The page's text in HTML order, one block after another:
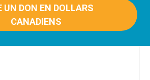
UN DON EN DOLLARS
CANADIENS